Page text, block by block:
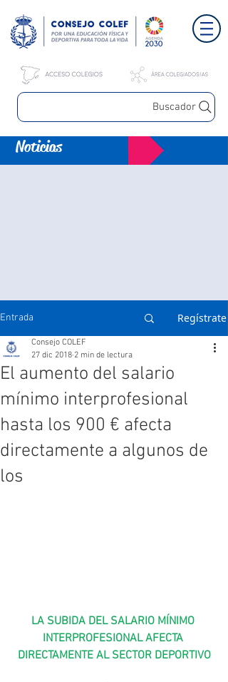
Buscador
Noticias
Entrada Regístrate
El aumento del salario
mínimo interprofesional
hasta los 900 € afecta
directamente a algunos de
los
Consejo COLEF
27 dic 2018 2 min de lectura
LA SUBIDA DEL SALARIO MÍNIMO
INTERPROFESIONAL AFECTA
DIRECTAMENTE AL SECTOR DEPORTIVO